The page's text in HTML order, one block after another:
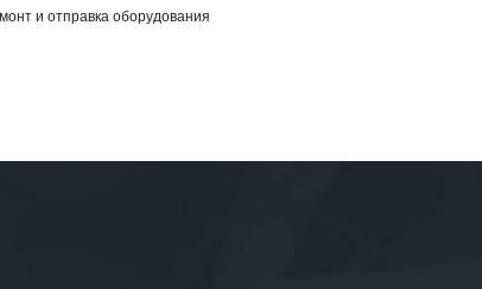
и отправка оборудования